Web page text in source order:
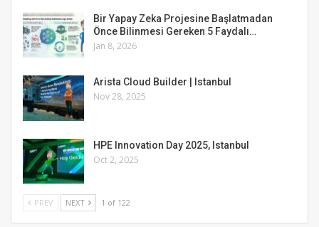
Bir Yapay Zeka Projesine Başlatmadan
Önce Bilinmesi Gereken 5 Faydalı…
Jan 8, 2026
Arista Cloud Builder | Istanbul
Nov 28, 2025
HPE Innovation Day 2025, Istanbul
Oct 2, 2025
PREV NEXT 1 of 122